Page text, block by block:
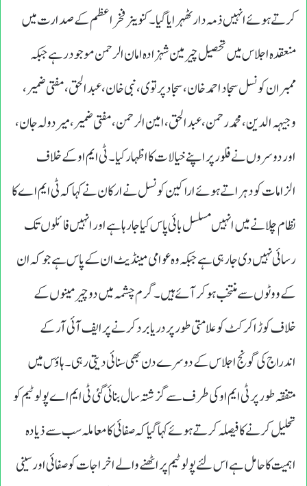
کرتے ہوئے انہیں ذمہ دار ٹھہرایا گیا۔ کنوینر فخر اعظم کے صدارت میں
منعقد ہ اجلاس میں تحصیل چیرمین شہزادہ امان الرحمن موجود رہے جبکہ
ممبران کونسل سجاد احمد خان، سجادپرتوی، نبی خان، عبدالحق، مفتی ضمیر،
وجیہہ الدین، محمد رحمن،عبدالحق،امین الرحمن،مفتی ضمیر،میردولہ جان،
اور دوسروں نے فلور پر اپنے خیالات کا اظہار کیا۔ ٹی ایم او کے خلاف
الزامات کو دہراتے ہوئے اراکین کونسل نے ارکان نے کہاکہ ٹی ایم اے کا
نظام چلانے میں انہیں مسلسل بائی پاس کیا جارہا ہے اور انہیں فائلوں تک
رسائی نہیں دی جارہی ہے جبکہ وہ عوامی مینڈیٹ ان کے پاس ہے جوکہ ان
کے ووٹوں سے منتخب ہوکر آئے ہیں۔ گرم چشمہ میں دو چیرمینوں کے
خلاف کوڑ اکرکٹ کو علامتی طور پر دریا برد کرنے پر ایف آئی آر کے
اندراج کی گونج اجلاس کے دوسرے دن بھی سنائی دیتی رہی۔ ہاؤس میں
متفقہ طور پر ٹی ایم او کی طرف سے گزشتہ سال بنائی گئی ٹی ایم اے پولو ٹیم کو
تحلیل کرنے کا فیصلہ کرتے ہوئے کہاگیاکہ صفائی کا معاملہ سب سے ذیادہ
اہمیت کا حامل ہے اس لئے پولو ٹیم پر اٹھنے والے اخراجات کو صفائی اور سینی